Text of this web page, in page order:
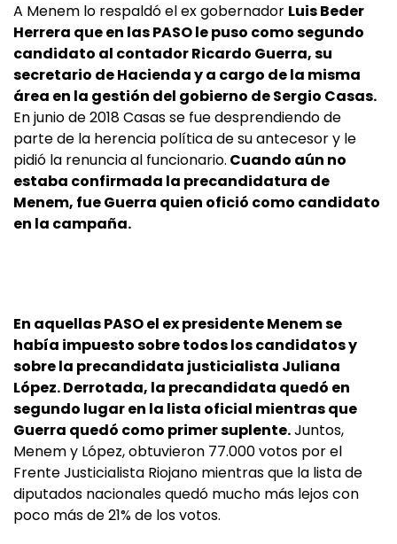
A Menem lo respaldó el ex gobernador Luis Beder
Herrera que en las PASO le puso como segundo
candidato al contador Ricardo Guerra, su
secretario de Hacienda y a cargo de la misma
área en la gestión del gobierno de Sergio Casas.
En junio de 2018 Casas se fue desprendiendo de
parte de la herencia política de su antecesor y le
pidió la renuncia al funcionario. Cuando aún no
estaba confirmada la precandidatura de
Menem, fue Guerra quien ofició como candidato
en la campaña.
En aquellas PASO el ex presidente Menem se
había impuesto sobre todos los candidatos y
sobre la precandidata justicialista Juliana
López. Derrotada, la precandidata quedó en
segundo lugar en la lista oficial mientras que
Guerra quedó como primer suplente.Juntos,
Menem y López, obtuvieron 77.000 votos por el
Frente Justicialista Riojano mientras que la lista de
diputados nacionales quedó mucho más lejos con
poco más de 21% de los votos.